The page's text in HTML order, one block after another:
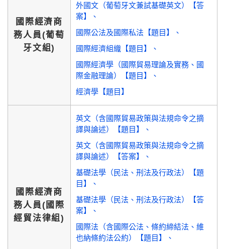
國際經濟商
務人員(葡萄
牙文組)
外國文（葡萄牙文兼試基礎英文）【答
案】
國際公法及國際私法【題目】
國際經濟組織【題目】
國際經濟學（國際貿易理論及實務、國
際金融理論）【題目】
經濟學【題目】
國際經濟商
務人員(國際
經貿法律組)
英文（含國際貿易政策與法規命令之摘
譯與論述）【題目】
英文（含國際貿易政策與法規命令之摘
譯與論述）【答案】
基礎法學（民法、刑法及行政法）【題
目】
基礎法學（民法、刑法及行政法）【答
案】
國際法（含國際公法、條約締結法、維
也納條約法公約）【題目】